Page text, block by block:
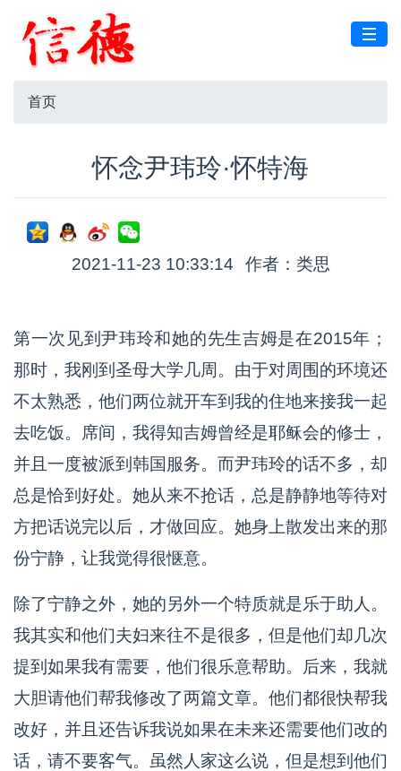
首页
怀念尹玮玲·怀特海
2021-11-23 10:33:14 作者：类思
第一次见到尹玮玲和她的先生吉姆是在2015年；
那时，我刚到圣母大学几周。由于对周围的环境还
不太熟悉，他们两位就开车到我的住地来接我一起
去吃饭。席间，我得知吉姆曾经是耶稣会的修士，
并且一度被派到韩国服务。而尹玮玲的话不多，却
总是恰到好处。她从来不抢话，总是静静地等待对
方把话说完以后，才做回应。她身上散发出来的那
份宁静，让我觉得很惬意。
除了宁静之外，她的另外一个特质就是乐于助人。
我其实和他们夫妇来往不是很多，但是他们却几次
提到如果我有需要，他们很乐意帮助。后来，我就
大胆请他们帮我修改了两篇文章。他们都很快帮我
改好，并且还告诉我说如果在未来还需要他们改的
话，请不要客气。虽然人家这么说，但是想到他们